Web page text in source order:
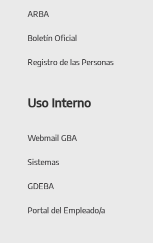
ARBA
Boletín Oficial
Registro de las Personas
Uso Interno
Webmail GBA
Sistemas
GDEBA
Portal del Empleado/a